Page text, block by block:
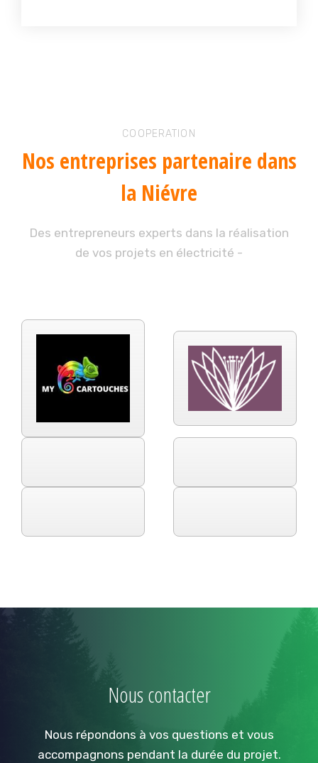
COOPERATION
Nos entreprises partenaire dans
la Niévre
Des entrepreneurs experts dans la réalisation
de vos projets en électricité -
Nous contacter
Nous répondons à vos questions et vous
accompagnons pendant la durée du projet.